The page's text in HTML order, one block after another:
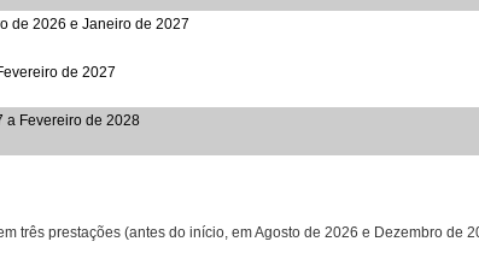
de 2026 e Janeiro de 2027
de 2027
a Fevereiro de 2028
três prestações (antes do início, em Agosto de 2026 e Dezembro de